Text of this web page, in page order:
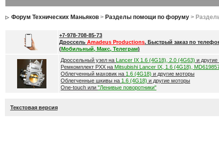
Форум Технических Маньяков> Разделы помощи по форуму>
+7-978-708-85-73
Дроссель Amadeus Productions. Быстрый заказ по
(Мобильный, Макс, Телеграм)
Дроссельный узел на Lancer IX 1.6 (4G18), 2.0 (4G63) и
Ремкомплект РХХ на Mitsubishi Lancer IX, 1.6 (4G18),
Облегченный маховик на 1.6 (4G18) и другие моторы
Облегченные шкивы на 1.6 (4G18) и другие моторы
One-touch или "Ленивые поворотники"
Текстовая версия